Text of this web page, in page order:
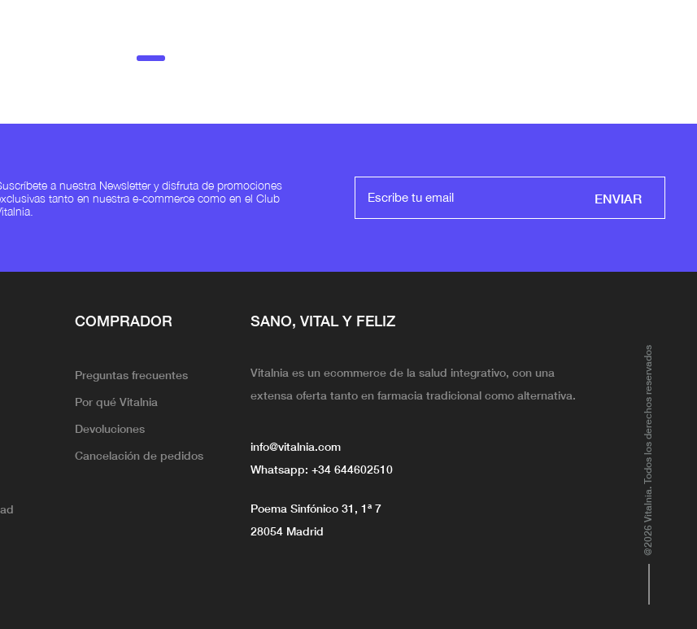
a nuestra Newsletter y disfruta de promociones
tanto en nuestra e-commerce como en el Club
ENVIAR
COMPRADOR
Preguntas frecuentes
Por qué Vitalnia
Devoluciones
Cancelación de pedidos
SANO, VITAL Y FELIZ
Vitalnia es un ecommerce de la salud integrativo, con una
extensa oferta tanto en farmacia tradicional como alternativa.
info@vitalnia.com
Whatsapp: +34 644602510
Poema Sinfónico 31, 1ª 7
28054 Madrid
@2026 Vitalnia. Todos los derechos reservados